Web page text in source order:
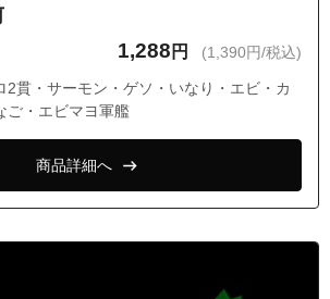
金山町２丁目
小山２丁目
小山３丁目
市小山４丁目
小山５丁目
幸町１丁目
1,288 円 (1,390円/税込)
2貫・サーモン・ゲソ・いなり・エビ・カ
ご・エビマヨ軍艦
商品詳細へ